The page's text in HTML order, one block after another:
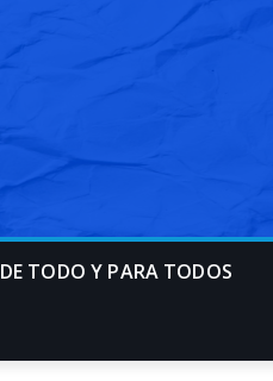
DE TODO Y PARA TODOS